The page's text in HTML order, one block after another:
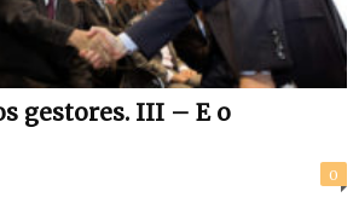
gestores. III – E o
0